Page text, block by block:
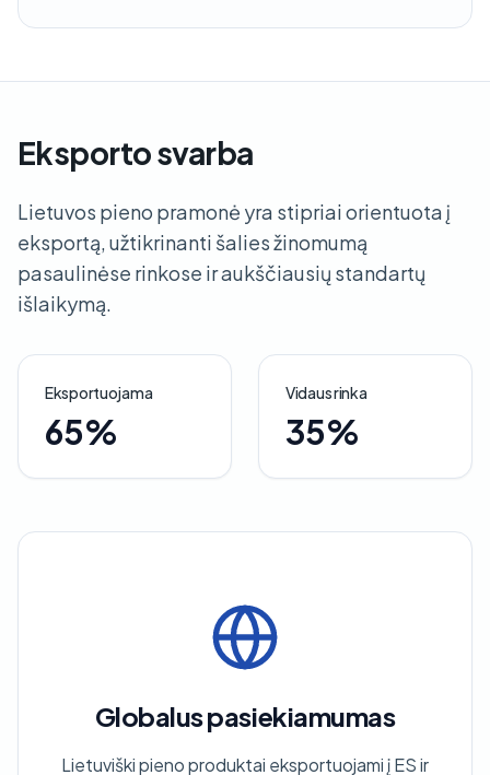
Eksporto svarba
Lietuvos pieno pramonė yra stipriai orientuota į
eksportą, užtikrinanti šalies žinomumą
pasaulinėse rinkose ir aukščiausių standartų
išlaikymą.
Eksportuojama
65%
Vidaus rinka
35%
Globalus pasiekiamumas
Lietuviški pieno produktai eksportuojami į ES ir